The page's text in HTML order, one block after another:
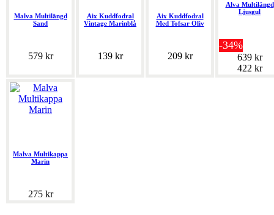
Malva Multilängd
Sand
579 kr
Aix Kuddfodral
Vintage Marinblå
139 kr
Aix Kuddfodral
Med Tofsar Oliv
209 kr
Alva Multilängd
Ljusgul
-34%
639 kr
422 kr
Malva Multikappa
Marin
275 kr